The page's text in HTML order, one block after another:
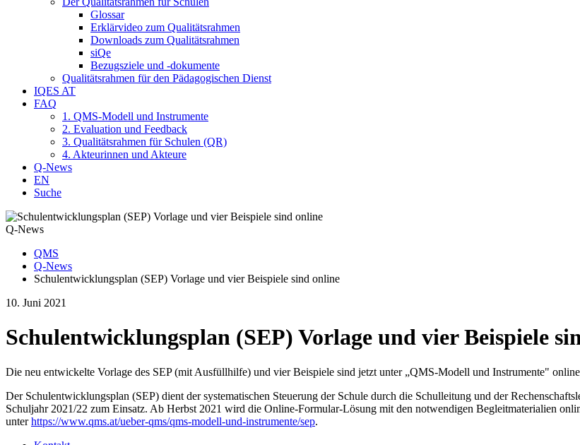
Glossar
Erklärvideo zum Qualitätsrahmen
Downloads zum Qualitätsrahmen
siQe
Bezugsziele und -dokumente
Qualitätsrahmen für den Pädagogischen Dienst
IQES AT
FAQ
1. QMS-Modell und Instrumente
2. Evaluation und Feedback
3. Qualitätsrahmen für Schulen (QR)
4. Akteurinnen und Akteure
Q-News
EN
Suche
Q-News
QMS
Q-News
Schulentwicklungsplan (SEP) Vorlage und vier Beispiele sind online
10. Juni 2021
Schulentwicklungsplan (SEP) Vorlage und vier Beispiele
Die neu entwickelte Vorlage des SEP (mit Ausfüllhilfe) und vier Beispiele sind jetzt unter „QMS-Modell und Instrumente"
Der Schulentwicklungsplan (SEP) dient der systematischen Steuerung der Schule durch die Schulleitung und der
Schuljahr 2021/22 zum Einsatz. Ab Herbst 2021 wird die Online-Formular-Lösung mit den notwendigen Begleitmaterialien
unterhttps://www.qms.at/ueber-qms/qms-modell-und-instrumente/sep.